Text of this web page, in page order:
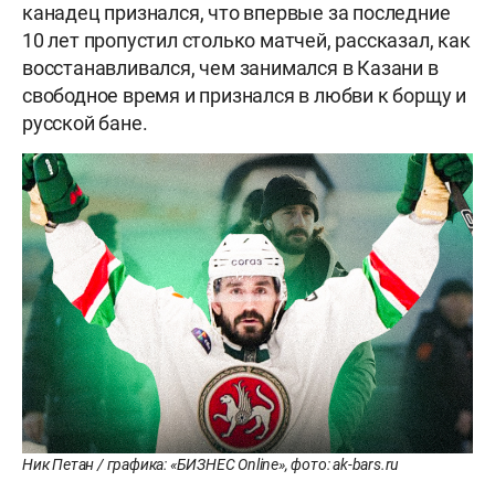
канадец признался, что впервые за последние
10 лет пропустил столько матчей, рассказал, как
восстанавливался, чем занимался в Казани в
свободное время и признался в любви к борщу и
русской бане.
Ник Петан / графика: «БИЗНЕС Online», фото: ak-bars.ru